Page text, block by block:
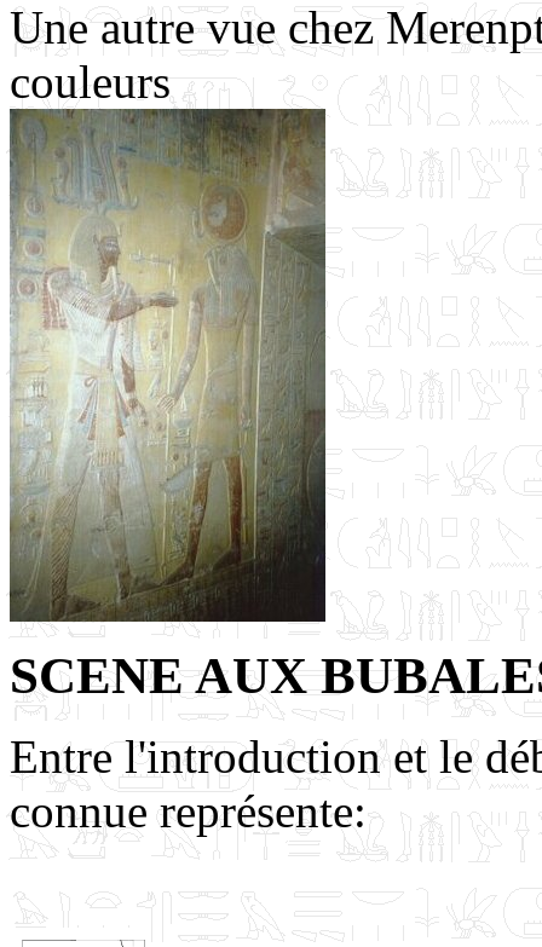
Une autre vue chez
couleurs
SCENE AUX
Entre l'introduction et le
connue représente: